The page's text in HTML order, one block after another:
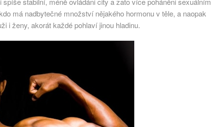
má nadbytečné množství nějakého hormonu v těle, a naopak
i ženy, akorát každé pohlaví jinou hladinu.